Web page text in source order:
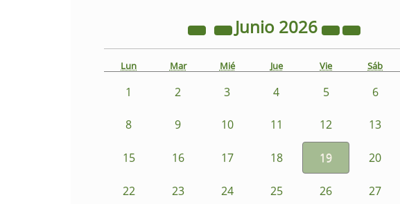
Junio 2026
Lun Mar Mié Jue Vie Sáb
1 2 3 4 5 6
8 9 10 11 12 13
15 16 17 18 19 20
22 23 24 25 26 27